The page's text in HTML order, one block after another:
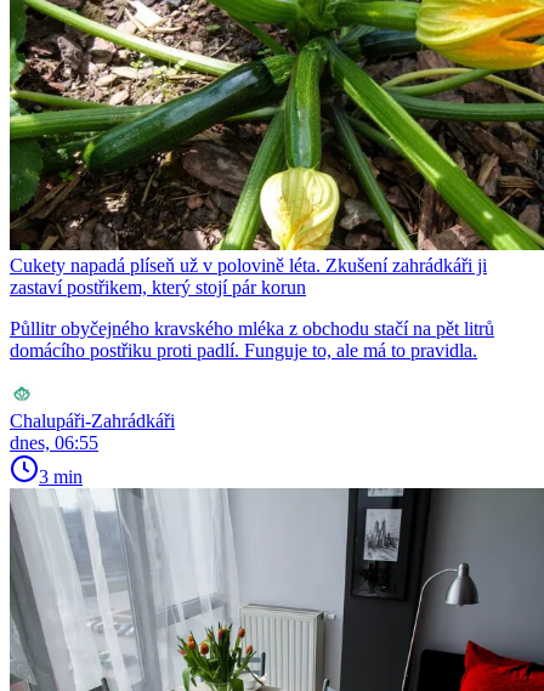
Cukety napadá plíseň už v polovině léta. Zkušení zahrádkáři ji
zastaví postřikem, který stojí pár korun
Půllitr obyčejného kravského mléka z obchodu stačí na pět litrů
domácího postřiku proti padlí. Funguje to, ale má to pravidla.
Chalupáři-Zahrádkáři
dnes, 06:55
3 min